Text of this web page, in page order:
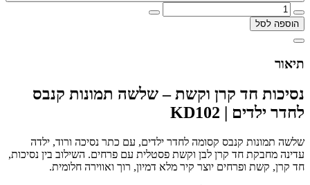
הוספה לסל
תיאור
נסיכות חד קרן וקשת – שלשה תמונות קנבס
לחדר ילדים | KD102
שלשה תמונות קנבס קסומה לחדר ילדים, עם כתר נסיכה ורוד, ילדה
עדינה מחבקת חד קרן לבן וקשת פסטלית עם פרחים. השילוב בין נסיכות,
חד קרן, קשת ופרחים יוצר קיר מלא דמיון, רוך ואווירה חלומית.